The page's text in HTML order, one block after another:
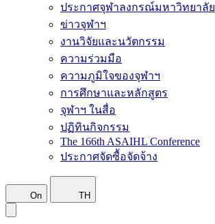
ประกาศจุฬาลงกรณ์มหาวิทยาลัย
ข่าวจุฬาฯ
งานวิจัยและนวัตกรรม
ความร่วมมือ
ความภูมิใจของจุฬาฯ
การศึกษาและหลักสูตร
จุฬาฯ ในสื่อ
ปฏิทินกิจกรรม
The 166th ASAIHL Conference
ประกาศจัดซื้อจัดจ้าง
On TH